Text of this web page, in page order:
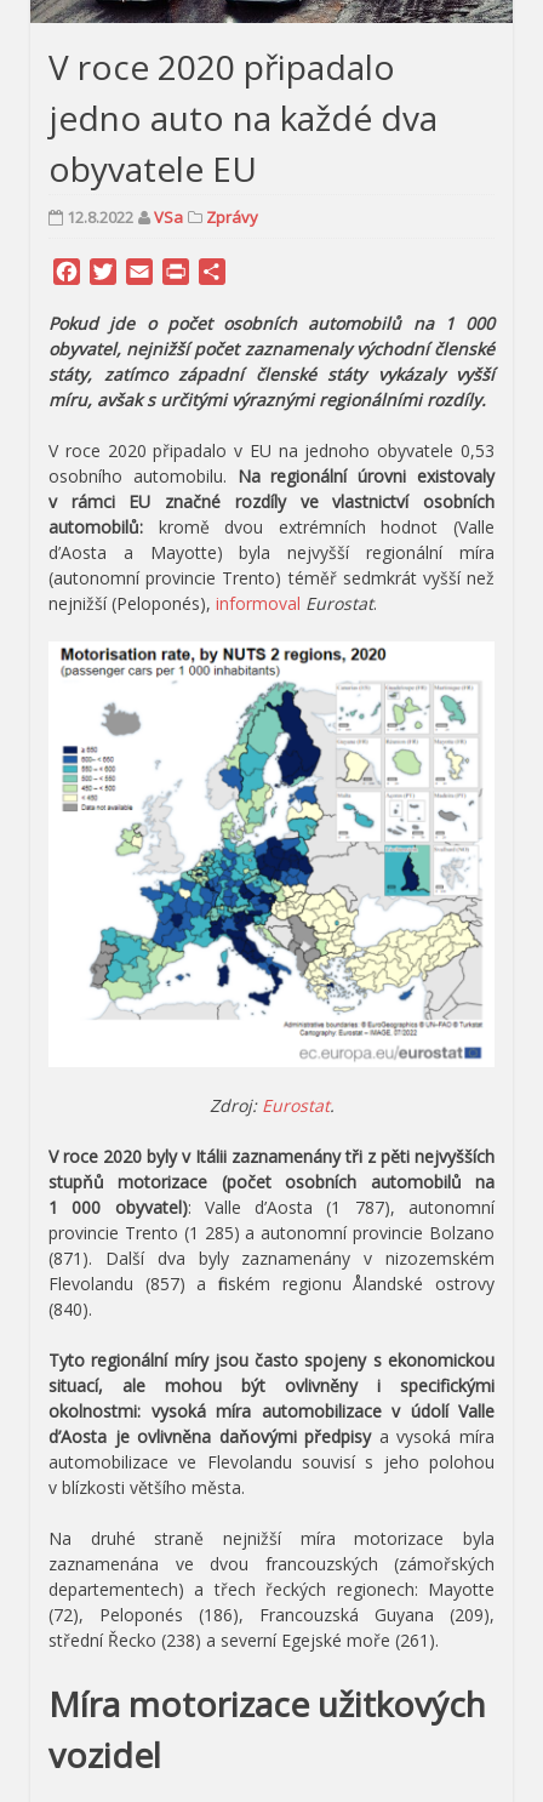
V roce 2020 připadalo
jedno auto na každé dva
obyvatele EU
12.8.2022 VSa Zprávy
Facebook
Twitter
Email Print
Pokud jde o počet osobních automobilů na 1 000
obyvatel, nejnižší počet zaznamenaly východní členské
státy, zatímco západní členské státy vykázaly vyšší
míru, avšak s určitými výraznými regionálními rozdíly.
V roce 2020 připadalo v EU na jednoho obyvatele 0,53
osobního automobilu. Na regionální úrovni existovaly
v rámci EU značné rozdíly ve vlastnictví osobních
automobilů: kromě dvou extrémních hodnot (Valle
d’Aosta a Mayotte) byla nejvyšší regionální míra
(autonomní provincie Trento) téměř sedmkrát vyšší než
nejnižší (Peloponés), informoval Eurostat.
Zdroj: Eurostat.
V roce 2020 byly v Itálii zaznamenány tři z pěti nejvyšších
stupňů motorizace (počet osobních automobilů na
1 000 obyvatel): Valle d’Aosta (1 787), autonomní
provincie Trento (1 285) a autonomní provincie Bolzano
(871). Další dva byly zaznamenány v nizozemském
Flevolandu (857) a finském regionu Ålandské ostrovy
(840).
Tyto regionální míry jsou často spojeny s ekonomickou
situací, ale mohou být ovlivněny i specifickými
okolnostmi: vysoká míra automobilizace v údolí Valle
d’Aosta je ovlivněna daňovými předpisya vysoká míra
automobilizace ve Flevolandu souvisí s jeho polohou
v blízkosti většího města.
Na druhé straně nejnižší míra motorizace byla
zaznamenána ve dvou francouzských (zámořských
departementech) a třech řeckých regionech: Mayotte
(72), Peloponés (186), Francouzská Guyana (209),
střední Řecko (238) a severní Egejské moře (261).
Míra motorizace užitkových
vozidel